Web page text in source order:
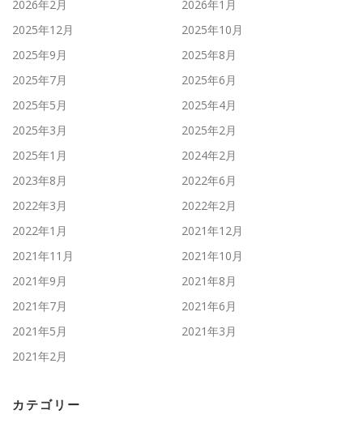
2026年2月
2026年1月
2025年12月
2025年10月
2025年9月
2025年8月
2025年7月
2025年6月
2025年5月
2025年4月
2025年3月
2025年2月
2025年1月
2024年2月
2023年8月
2022年6月
2022年3月
2022年2月
2022年1月
2021年12月
2021年11月
2021年10月
2021年9月
2021年8月
2021年7月
2021年6月
2021年5月
2021年3月
2021年2月
カテゴリー